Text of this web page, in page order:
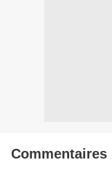
Commentaires